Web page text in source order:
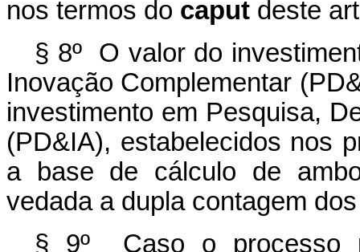
nos termos do caput deste
§ 8º O valor do
Inovação Complementar
investimento em Pesquisa,
(PD&IA), estabelecidos nos
a base de cálculo de
vedada a dupla contagem
§ 9º Caso o processo